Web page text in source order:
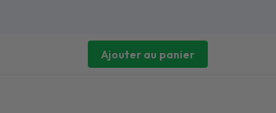
Ajouter au panier